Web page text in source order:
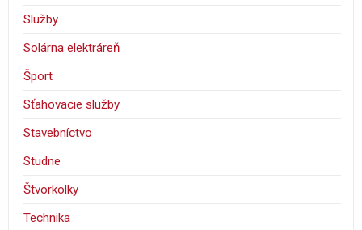
Služby
Solárna elektráreň
Šport
Sťahovacie služby
Stavebníctvo
Studne
Štvorkolky
Technika